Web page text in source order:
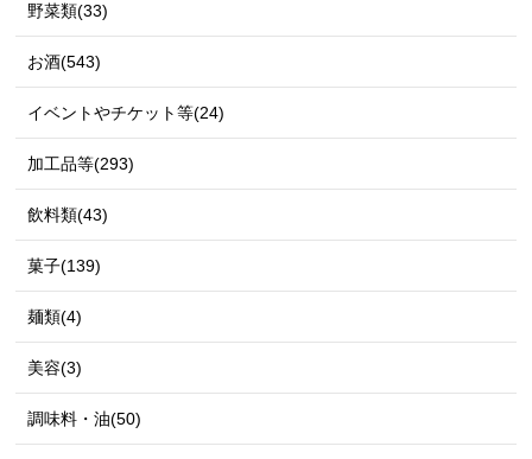
野菜類(33)
お酒(543)
イベントやチケット等(24)
加工品等(293)
飲料類(43)
菓子(139)
麺類(4)
美容(3)
調味料・油(50)